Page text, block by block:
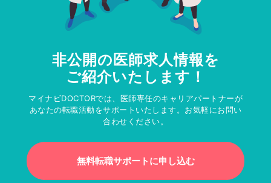
非公開の医師求人情報を
ご紹介いたします！
マイナビDOCTORでは、医師専任のキャリアパートナーが
あなたの転職活動をサポートいたします。お気軽にお問い
合わせください。
無料転職サポートに申し込む